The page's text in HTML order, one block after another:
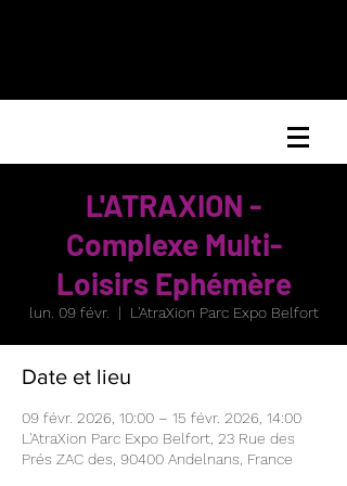
L'ATRAXION -
Complexe Multi-
Loisirs Ephémère
lun. 09 févr.
  |
L'AtraXion Parc Expo Belfort
Date et lieu
09 févr. 2026, 10:00 – 15 févr. 2026, 14:00
L'AtraXion Parc Expo Belfort, 23 Rue des
Prés ZAC des, 90400 Andelnans, France